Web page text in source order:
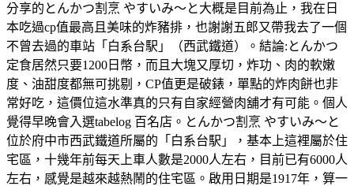
分享的とんかつ割烹 やすいみ〜と大概是目前為止，我在日
本吃過cp值最高且美味的炸豬排，也謝謝五郎又帶我去了一個
不曾去過的車站「白系台駅」（西武鐵道）。結論:とんかつ
定食居然只要1200日幣，而且大塊又厚切，炸功、肉的軟嫩
度、油甜度都無可挑剔，CP值更是破錶，單點的炸肉餅也非
常好吃，這價位這水準真的只有自家經營肉舖才有可能。個人
覺得早晚會入選tabelog 百名店。とんかつ割烹 やすいみ〜と
位於府中市西武鐵道所屬的「白系台駅」，基本上這裡屬於住
宅區，十幾年前每天上車人數是2000人左右，目前已有6000人
左右，感覺是越來越熱鬧的住宅區。啟用日期是1917年，算一